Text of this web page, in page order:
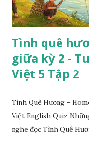
Tình quê
giữa kỳ 2 -
Việt 5 Tập 2
Tình Quê Hương -
Việt English Quiz
nghe đọc Tình Quê